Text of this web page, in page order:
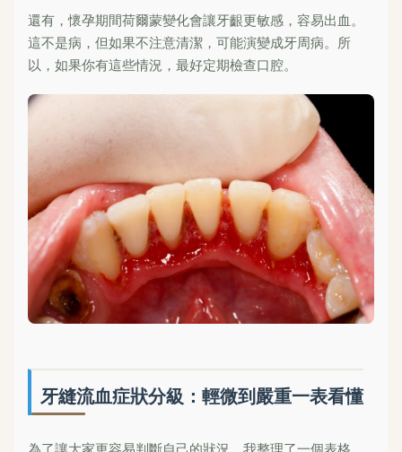
還有，懷孕期間荷爾蒙變化會讓牙齦更敏感，容易出血。
這不是病，但如果不注意清潔，可能演變成牙周病。所
以，如果你有這些情況，最好定期檢查口腔。
牙縫流血症狀分級：輕微到嚴重一表看懂
為了讓大家更容易判斷自己的狀況，我整理了一個表格，